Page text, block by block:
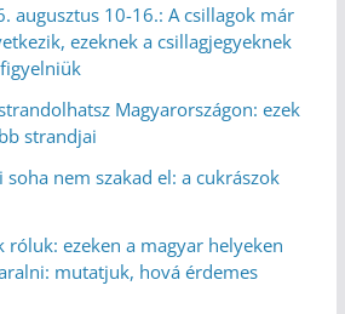
augusztus 10-16.: A csillagok már
ezeknek a csillagjegyeknek
Magyarországon: ezek
strandjai
soha nem szakad el: a cukrászok
róluk: ezeken a magyar helyeken
mutatjuk, hová érdemes